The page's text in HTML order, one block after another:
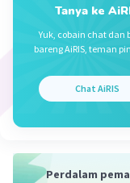
animasi
diterapkan
Beri Rating
Tanya ke
Yuk, cobain chat dan
bareng AiRIS, teman
Chat AiRIS
Perdalam